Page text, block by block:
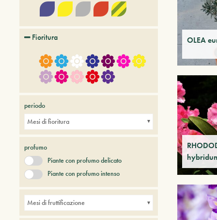
OLEA
Fioritura
periodo
Mesi di fioritura
profumo
Piante con profumo delicato
Piante con profumo intenso
Mesi di fruttificazione